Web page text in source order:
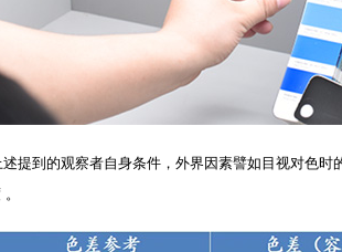
到的观察者自身条件，外界因素譬如目视对色